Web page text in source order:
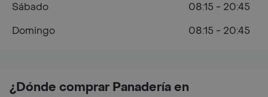
¿Dónde comprar Panadería en
Sábado
08:15 - 20:45
Domingo
08:15 - 20:45